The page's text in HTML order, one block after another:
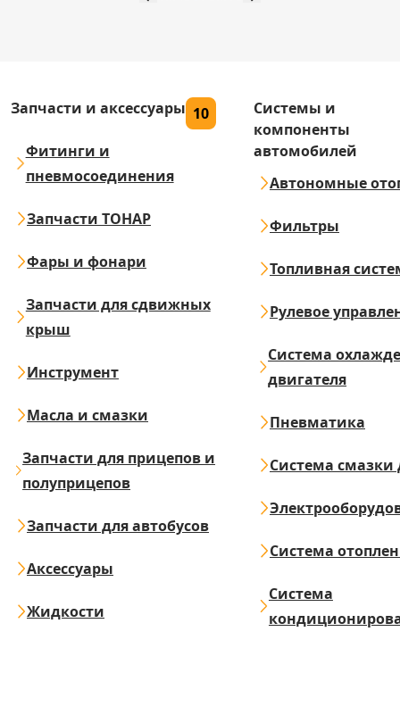
Запчасти и аксессуары 10
Фитинги и
пневмосоединения
Запчасти ТОНАР
Фары и фонари
Запчасти для сдвижных
крыш
Инструмент
Масла и смазки
Запчасти для прицепов и
полуприцепов
Запчасти для автобусов
Аксессуары
Жидкости
Системы и
компоненты
автомобилей
Автономные
Фильтры
Топливная
Рулевое
Система
двигателя
Пневматика
Система смазки
Система
Система